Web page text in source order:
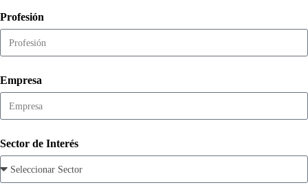
Profesión
Empresa
Sector de Interés